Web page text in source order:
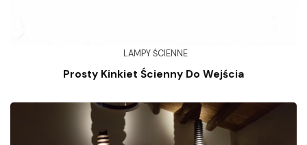
LAMPY ŚCIENNE
Prosty Kinkiet Ścienny Do Wejścia